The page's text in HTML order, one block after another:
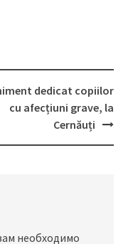
dedicat copiilor
cu afecțiuni grave, la
Cernăuți
необходимо